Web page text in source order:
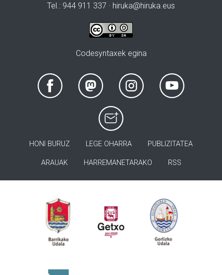
Tel.: 944 911 337 · hiruka@hiruka.eus
Codesyntaxek egina
HONI BURUZ LEGE OHARRA PUBLIZITATEA
ARAUAK HARREMANETARAKO RSS